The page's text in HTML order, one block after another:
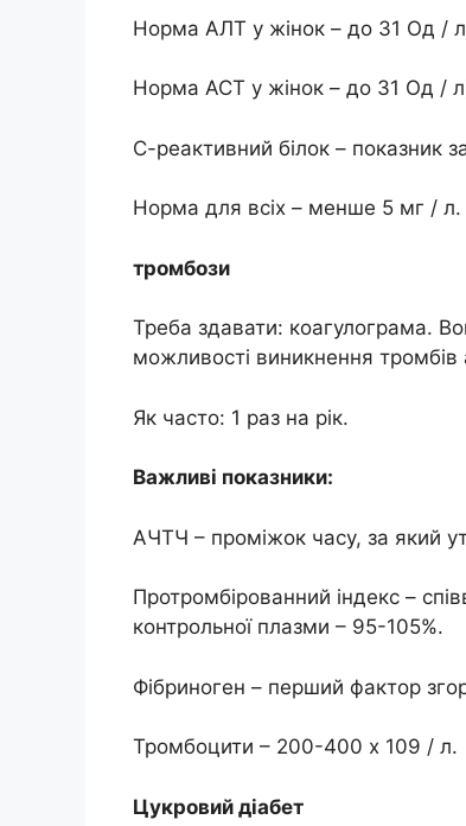
Норма АЛТ у жінок – до 31 Од /
Норма АСТ у жінок – до 31 Од /
С-реактивний білок – показник
Норма для всіх – менше 5 мг / л.
тромбози
Треба здавати: коагулограма.
можливості виникнення тромбів
Як часто: 1 раз на рік.
Важливі показники:
АЧТЧ – проміжок часу, за який
Протромбірованний індекс –
контрольної плазми – 95-105%.
Фібриноген – перший фактор
Тромбоцити – 200-400 х 109 / л.
Цукровий діабет